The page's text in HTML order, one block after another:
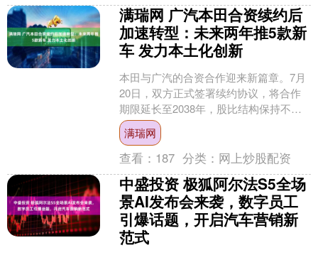
满瑞网 广汽本田合资续约后
加速转型：未来两年推5款新
车 发力本土化创新
本田与广汽的合资合作迎来新篇章。7月
20日，双方正式签署续约协议，将合作
期限延长至2038年，股比结构保持不
变。这一决策背后，是广汽本田面对市
场挑战的主动求变—....
满瑞网
查看： 187 分类： 网上炒股配资
中盛投资 极狐阿尔法S5全场
景AI发布会来袭，数字员工
引爆话题，开启汽车营销新
范式